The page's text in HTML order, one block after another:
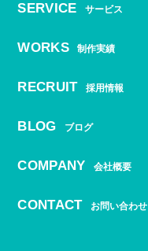
SERVICE サービス
WORKS 制作実績
RECRUIT 採用情報
BLOG ブログ
COMPANY 会社概要
CONTACT お問い合わせ